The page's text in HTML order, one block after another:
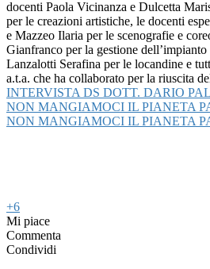
docenti Paola Vicinanza e Dulcetta
per le creazioni artistiche, le docenti
e Mazzeo Ilaria per le scenografie e
Gianfranco per la gestione
Lanzalotti Serafina per le locandine e
a.t.a. che ha collaborato per la riuscita
INTERVISTA DS DOTT. DARIO
NON MANGIAMOCI IL PIANETA
NON MANGIAMOCI IL PIANETA
+6
Mi piace
Commenta
Condividi